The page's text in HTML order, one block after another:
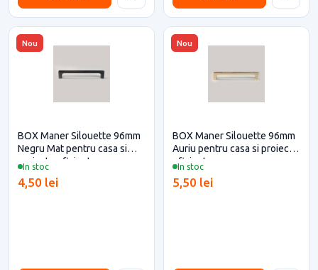
Nou
In stoc
BOX Maner Silouette 96mm
Negru Mat pentru casa si
proiecte eficiente
4,50 lei
Nou
In stoc
BOX Maner Silouette 96mm
Auriu pentru casa si proiecte
eficiente
5,50 lei